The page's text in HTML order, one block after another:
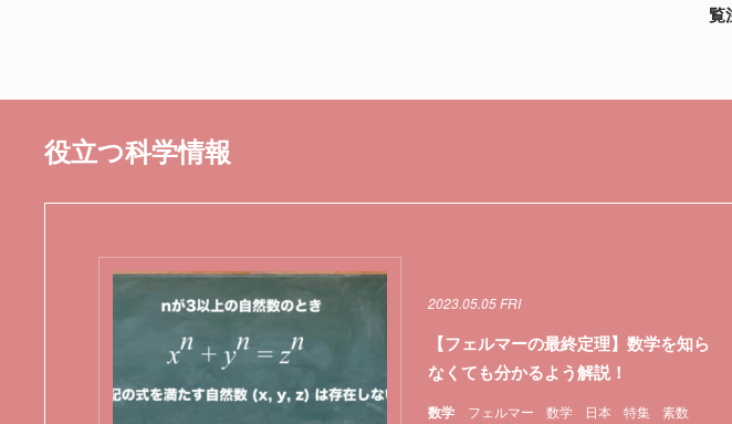
覧
役立つ科学情報
数学 フェルマー 数学 日本 特集 素数
2023.05.05 FRI
【フェルマーの最終定理】数学を知ら
なくても分かるよう解説！